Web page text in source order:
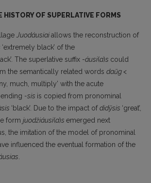
HISTORY OF SUPERLATIVE FORMS
Juodáusiaiallows the reconstruction of
‘extremely black’ of the
The superlative suffix -áusi(a)s could
the semantically related words daũg <
much, multiply’ with the acute
ending -sis is copied from pronominal
‘black’. Due to the impact ofdidỹsis ‘great’,
form juodžiáusi(a)s emerged next
the imitation of the model of pronominal
influenced the eventual formation of the